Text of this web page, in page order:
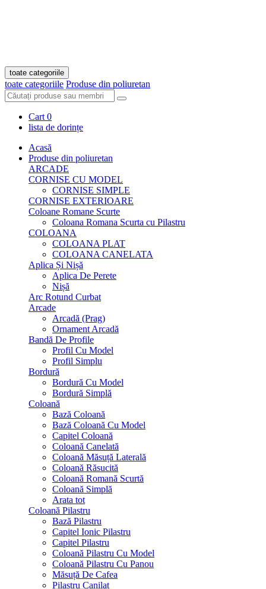
toate categoriile
toate categoriile Produse din poliuretan
Cart 0
lista de dorințe
Acasă
Produse din poliuretan
ARCADE
CORNISE CU MODEL
CORNISE SIMPLE
CORNISE EXTERIOARE
Coloane Romane Scurte
Coloana Romana Scurta cu Pilastru
COLOANA
COLOANA PLAT
COLOANA CANELATA
Aplica Și Nișă
Aplica De Perete
Nișă
Arc Rotund Curbat
Arcade
Arcadă (Prag)
Ornament Arcadă
Bandă De Profile
Profil Cu Model
Profil Simplu
Bordură
Bordură Cu Model
Bordură Simplă
Coloană
Bază Coloană
Bază Coloană Cu Model
Capitel Coloană
Coloană Canelată
Coloană Măsuță Laterală
Coloană Răsucită
Coloană Romană Scurtă
Coloană Simplă
Arata tot
Coloană Pilastru
Bază Pilastru
Capitel Ionic Pilastru
Capitel Pilastru
Coloană Pilastru Cu Model
Coloană Pilastru Cu Panou
Măsuță De Cafea
Pilastru Canilat